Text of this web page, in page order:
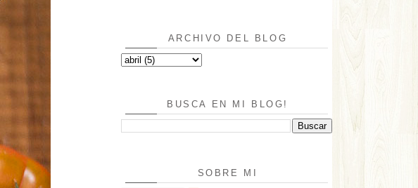
ARCHIVO DEL BLOG
BUSCA EN MI BLOG!
SOBRE MI